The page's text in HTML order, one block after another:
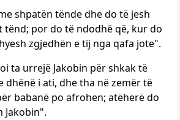
shpatën tënde dhe do të jesh
tënd; por do të ndodhë që, kur do
zgjedhën e tij nga qafa jote".
ta urrejë Jakobin për shkak të
dhënë i ati, dhe tha në zemër të
babanë po afrohen; atëherë do
Jakobin".